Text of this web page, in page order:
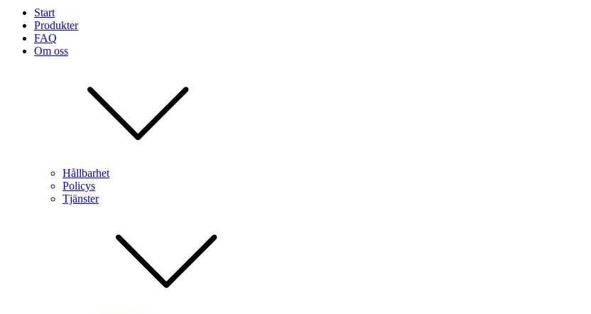
Start
Produkter
FAQ
Om oss
Hållbarhet
Policys
Tjänster